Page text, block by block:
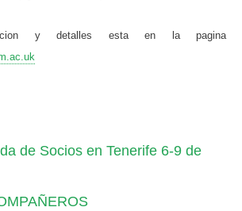
y detalles esta en la pagina
de Socios en Tenerife 6-9 de